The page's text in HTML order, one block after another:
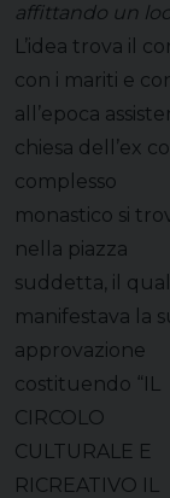
affittando un
L’idea trova il
con i mariti e
all’epoca
chiesa dell’ex
complesso
monastico si
nella piazza
suddetta, il
manifestava la
approvazione
costituendo “IL
CIRCOLO
CULTURALE E
RICREATIVO IL